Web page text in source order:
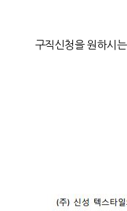
구직신청을 원하시